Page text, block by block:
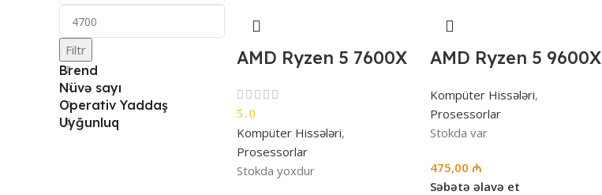
Filtr
Brend
Nüvə sayı
Operativ Yaddaş
Uyğunluq
AMD Ryzen 5 7600X
5.0
Kompüter Hissələri,
Prosessorlar
Stokda yoxdur
AMD Ryzen 5 9600X
Kompüter Hissələri,
Prosessorlar
Stokda var
475,00 ₼
Səbətə əlavə et